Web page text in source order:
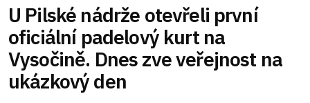
U Pilské nádrže otevřeli první
oficiální padelový kurt na
Vysočině. Dnes zve veřejnost na
ukázkový den